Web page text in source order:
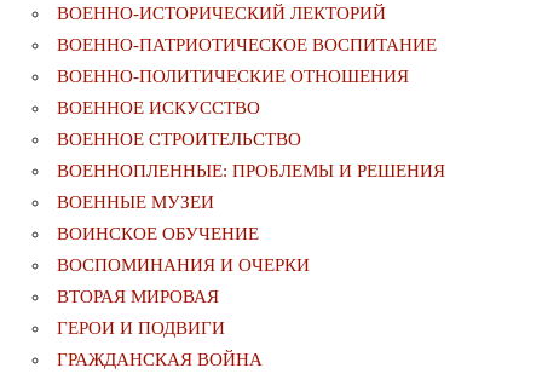
ВОЕННО-ИСТОРИЧЕСКИЙ ЛЕКТОРИЙ
ВОЕННО-ПАТРИОТИЧЕСКОЕ ВОСПИТАНИЕ
ВОЕННО-ПОЛИТИЧЕСКИE ОТНОШЕНИЯ
ВОЕННОЕ ИСКУССТВО
ВОЕННОЕ СТРОИТЕЛЬСТВО
ВОЕННОПЛЕННЫЕ: ПРОБЛЕМЫ И РЕШЕНИЯ
ВОЕННЫЕ МУЗЕИ
ВОИНСКОЕ ОБУЧЕНИЕ
ВОСПОМИНАНИЯ И ОЧЕРКИ
ВТОРАЯ МИРОВАЯ
ГЕРОИ И ПОДВИГИ
ГРАЖДАНСКАЯ ВОЙНА